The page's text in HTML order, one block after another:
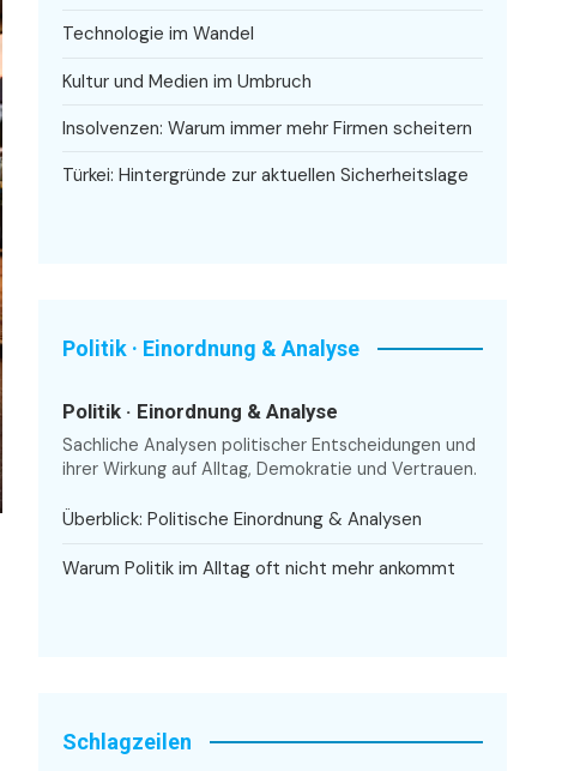
Technologie im Wandel
Kultur und Medien im Umbruch
Insolvenzen: Warum immer mehr Firmen scheitern
Türkei: Hintergründe zur aktuellen Sicherheitslage
Politik · Einordnung & Analyse
Politik · Einordnung & Analyse
Sachliche Analysen politischer Entscheidungen und
ihrer Wirkung auf Alltag, Demokratie und Vertrauen.
Überblick: Politische Einordnung & Analysen
Warum Politik im Alltag oft nicht mehr ankommt
Schlagzeilen